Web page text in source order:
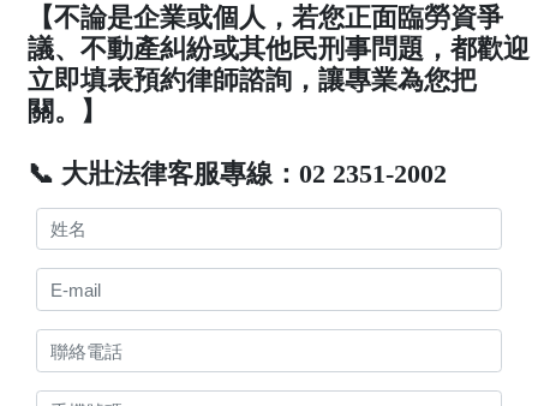
【不論是企業或個人，若您正面臨勞資爭
議、不動產糾紛或其他民刑事問題，都歡迎
立即填表預約律師諮詢，讓專業為您把
關。】
📞 大壯法律客服專線：02 2351-2002